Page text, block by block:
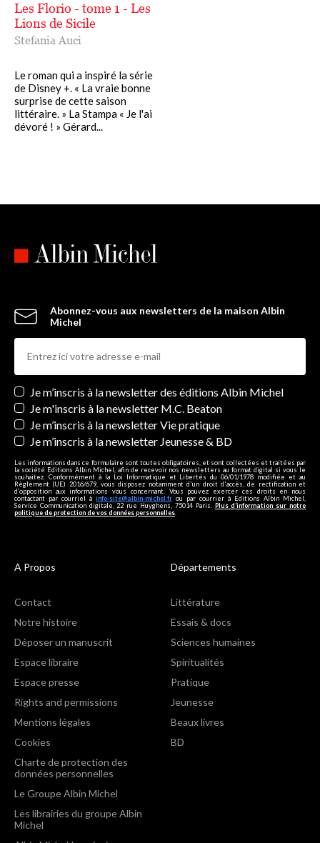
Les Florio - tome 1 - Les
Lions de Sicile
Stefania Auci
Le roman qui a inspiré la série
de Disney +. « La vraie bonne
surprise de cette saison
littéraire. » La Stampa « Je l'ai
dévoré ! » Gérard...
Abonnez-vous aux newsletters de la maison Albin
Michel
Newsletters
Je m’inscris à la newsletter des éditions Albin Michel
Je m'inscris à la newsletter M.C. Beaton
Je m’inscris à la newsletter Vie pratique
Je m’inscris à la newsletter Jeunesse & BD
Les informations dans ce formulaire sont toutes obligatoires, et sont collectées et traitées par
la société Editions Albin Michel, afin de recevoir nos newsletters au format digital si vous le
souhaitez. Conformément à la Loi Informatique et Libertés du 06/01/1978 modifiée et au
Règlement (UE) 2016/679, vous disposez notamment d'un droit d'accès, de rectification et
d’opposition aux informations vous concernant. Vous pouvez exercer ces droits en nous
contactant par courriel à info-site@albin-michel.fr ou par courrier à Editions Albin Michel,
Service Communication digitale, 22 rue Huyghens, 75014 Paris. Plus d’information sur notre
politique de protection de vos données personnelles
A Propos
Contact
Notre histoire
Déposer un manuscrit
Espace libraire
Espace presse
Rights and permissions
Mentions légales
Cookies
Charte de protection des
données personnelles
Le Groupe Albin Michel
Les librairies du groupe Albin
Michel
Départements
Littérature
Essais & docs
Sciences humaines
Spiritualités
Pratique
Jeunesse
Beaux livres
BD